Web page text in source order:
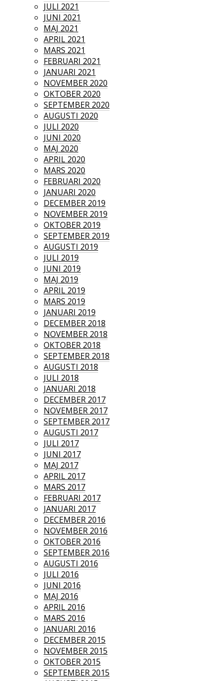
JULI 2021
JUNI 2021
MAJ 2021
APRIL 2021
MARS 2021
FEBRUARI 2021
JANUARI 2021
NOVEMBER 2020
OKTOBER 2020
SEPTEMBER 2020
AUGUSTI 2020
JULI 2020
JUNI 2020
MAJ 2020
APRIL 2020
MARS 2020
FEBRUARI 2020
JANUARI 2020
DECEMBER 2019
NOVEMBER 2019
OKTOBER 2019
SEPTEMBER 2019
AUGUSTI 2019
JULI 2019
JUNI 2019
MAJ 2019
APRIL 2019
MARS 2019
JANUARI 2019
DECEMBER 2018
NOVEMBER 2018
OKTOBER 2018
SEPTEMBER 2018
AUGUSTI 2018
JULI 2018
JANUARI 2018
DECEMBER 2017
NOVEMBER 2017
SEPTEMBER 2017
AUGUSTI 2017
JULI 2017
JUNI 2017
MAJ 2017
APRIL 2017
MARS 2017
FEBRUARI 2017
JANUARI 2017
DECEMBER 2016
NOVEMBER 2016
OKTOBER 2016
SEPTEMBER 2016
AUGUSTI 2016
JULI 2016
JUNI 2016
MAJ 2016
APRIL 2016
MARS 2016
JANUARI 2016
DECEMBER 2015
NOVEMBER 2015
OKTOBER 2015
SEPTEMBER 2015